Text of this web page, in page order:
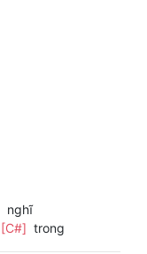
nghĩ
[C#] trong